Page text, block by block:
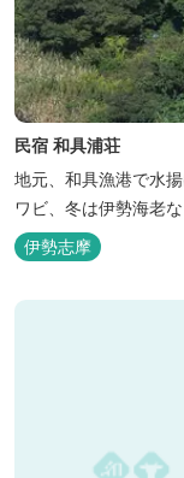
民宿 和具浦荘
地元、和具漁港で水
ワビ、冬は伊勢海老
伊勢志摩